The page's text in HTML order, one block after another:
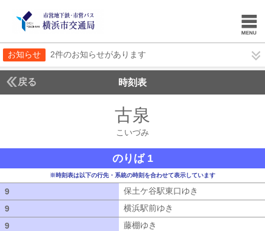
お知らせ 2件のお知らせがあります
戻る 時刻表
古泉
こいづみ
のりば 1
※時刻表は以下の行先・系統の時刻を合わせて表示しています
9 保土ケ谷駅東口ゆき
9
横浜駅前ゆき
9
藤棚ゆき